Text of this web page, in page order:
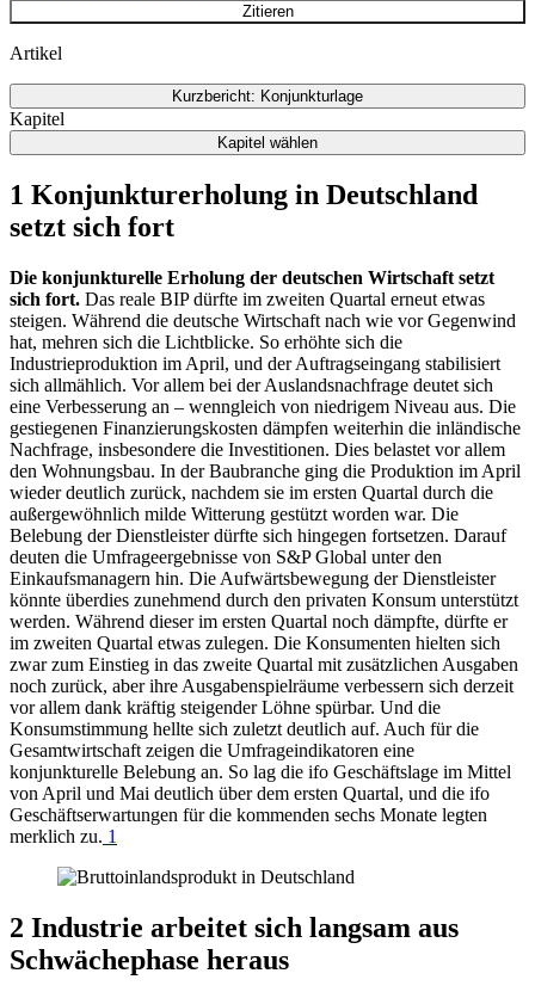
Zitieren
Artikel
Kurzbericht: Konjunkturlage
Kapitel
Kapitel wählen
1 Konjunkturerholung in Deutschland
setzt sich fort
Die konjunkturelle Erholung der deutschen Wirtschaft setzt
sich fort. Das reale BIPdürfte im zweiten Quartal erneut etwas
steigen. Während die deutsche Wirtschaft nach wie vor Gegenwind
hat, mehren sich die Lichtblicke. So erhöhte sich die
Industrieproduktion im April, und der Auftragseingang stabilisiert
sich allmählich. Vor allem bei der Auslandsnachfrage deutet sich
eine Verbesserung an – wenngleich von niedrigem Niveau aus. Die
gestiegenen Finanzierungskosten dämpfen weiterhin die inländische
Nachfrage, insbesondere die Investitionen. Dies belastet vor allem
den Wohnungsbau. In der Baubranche ging die Produktion im April
wieder deutlich zurück, nachdem sie im ersten Quartal durch die
außergewöhnlich milde Witterung gestützt worden war. Die
Belebung der Dienstleister dürfte sich hingegen fortsetzen. Darauf
deuten die Umfrageergebnisse von S&P Global unter den
Einkaufsmanagern hin. Die Aufwärtsbewegung der Dienstleister
könnte überdies zunehmend durch den privaten Konsum unterstützt
werden. Während dieser im ersten Quartal noch dämpfte, dürfte er
im zweiten Quartal etwas zulegen. Die Konsumenten hielten sich
zwar zum Einstieg in das zweite Quartal mit zusätzlichen Ausgaben
noch zurück, aber ihre Ausgabenspielräume verbessern sich derzeit
vor allem dank kräftig steigender Löhne spürbar. Und die
Konsumstimmung hellte sich zuletzt deutlich auf. Auch für die
Gesamtwirtschaft zeigen die Umfrageindikatoren eine
konjunkturelle Belebung an. So lag die ifo Geschäftslage im Mittel
von April und Mai deutlich über dem ersten Quartal, und die ifo
Geschäftserwartungen für die kommenden sechs Monate legten
merklich zu. 1
2 Industrie arbeitet sich langsam aus
Schwächephase heraus